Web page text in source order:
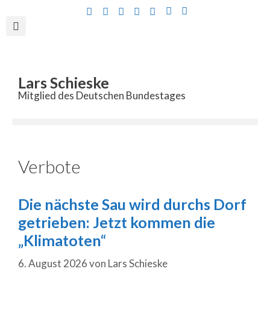
Lars Schieske
Mitglied des Deutschen Bundestages
Verbote
Die nächste Sau wird durchs Dorf
getrieben: Jetzt kommen die
„Klimatoten“
6. August 2026von Lars Schieske